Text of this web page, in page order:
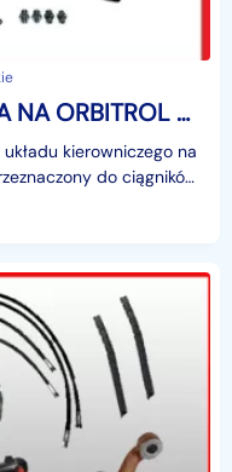
Wspomaganie do ZETORA NA ORBITROL 7245 Zetor
kierowniczego na
do ciągników
s